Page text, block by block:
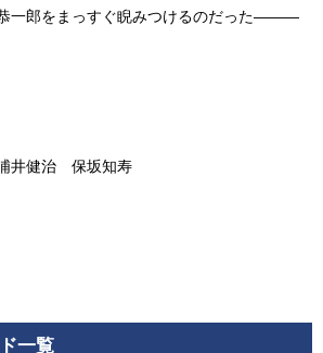
一郎をまっすぐ睨みつけるのだった―――
井健治 保坂知寿
一覧